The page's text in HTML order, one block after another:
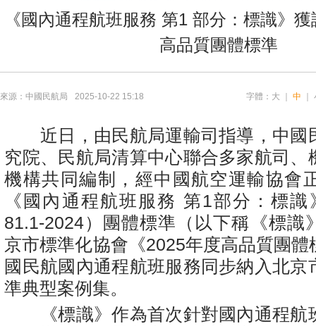
《國內通程航班服務 第1 部分：標識》
高品質團體標準
來源：中國民航局 2025-10-22 15:18 字體： 大 中
近日，由民航局運輸司指導，中國
究院、民航局清算中心聯合多家航司、
機構共同編制，經中國航空運輸協會
《國內通程航班服務 第1部分：標識
81.1-2024）團體標準（以下稱《標識
京市標準化協會《2025年度高品質團體
國民航國內通程航班服務同步納入北京
準典型案例集。
《標識》作為首次針對國內通程航
盲